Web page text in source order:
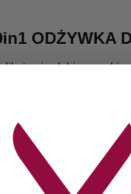
ODŻYWKA
i osłabione
przez ten
zwiększa odporność
odżywkę bogatą w